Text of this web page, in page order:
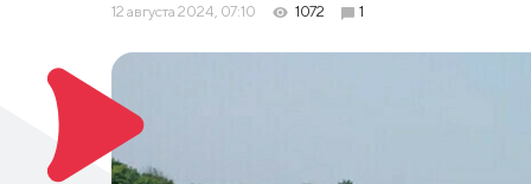
12 августа 2024, 07:10 1072 1